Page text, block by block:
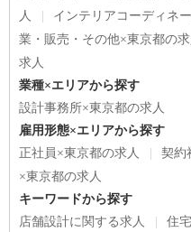
人
インテリアコーディネ
業・販売・その他×東京都の求
求人
業種×エリアから探す
設計事務所×東京都の求人
雇用形態×エリアから探す
正社員×東京都の求人
契約
×東京都の求人
キーワードから探す
店舗設計に関する求人
住